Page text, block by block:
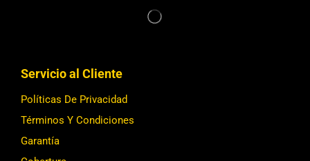
Servicio al Cliente
Políticas De Privacidad
Términos Y Condiciones
Garantía